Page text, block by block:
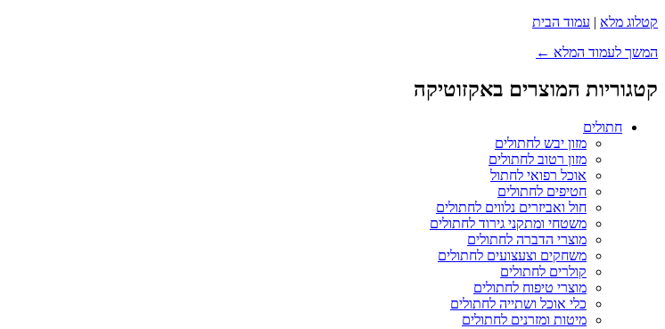
קטלוג מלא | עמוד הבית
המשך לעמוד המלא ←
קטגוריות המוצרים באקזוטיקה
חתולים
מזון יבש לחתולים
מזון רטוב לחתולים
אוכל רפואי לחתול
חטיפים לחתולים
חול ואביזרים נלווים לחתולים
משטחי ומתקני גירוד לחתולים
מוצרי הדברה לחתולים
משחקים וצעצועים לחתולים
קולרים לחתולים
מוצרי טיפוח לחתולים
כלי אוכל ושתייה לחתולים
מיטות ומזרנים לחתולים